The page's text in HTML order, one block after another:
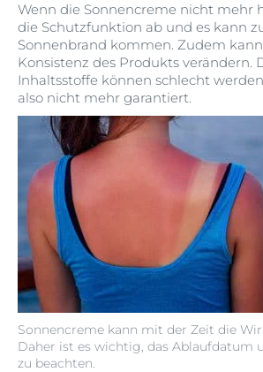
Sonnencreme kann mit der Zeit die
Daher ist es wichtig, das Ablaufdatum
zu beachten.
Wenn die Sonnencreme nicht mehr
die Schutzfunktion ab und es kann
Sonnenbrand kommen. Zudem
Konsistenz des Produkts verändern.
Inhaltsstoffe können schlecht
also nicht mehr garantiert.